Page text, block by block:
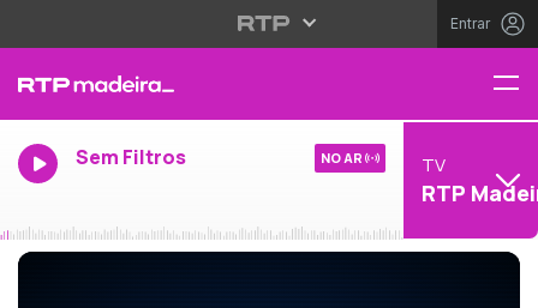
Entrar
Sem Filtros NO AR TV
RTP